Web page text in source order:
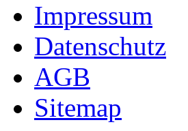
Impressum
Datenschutz
AGB
Sitemap